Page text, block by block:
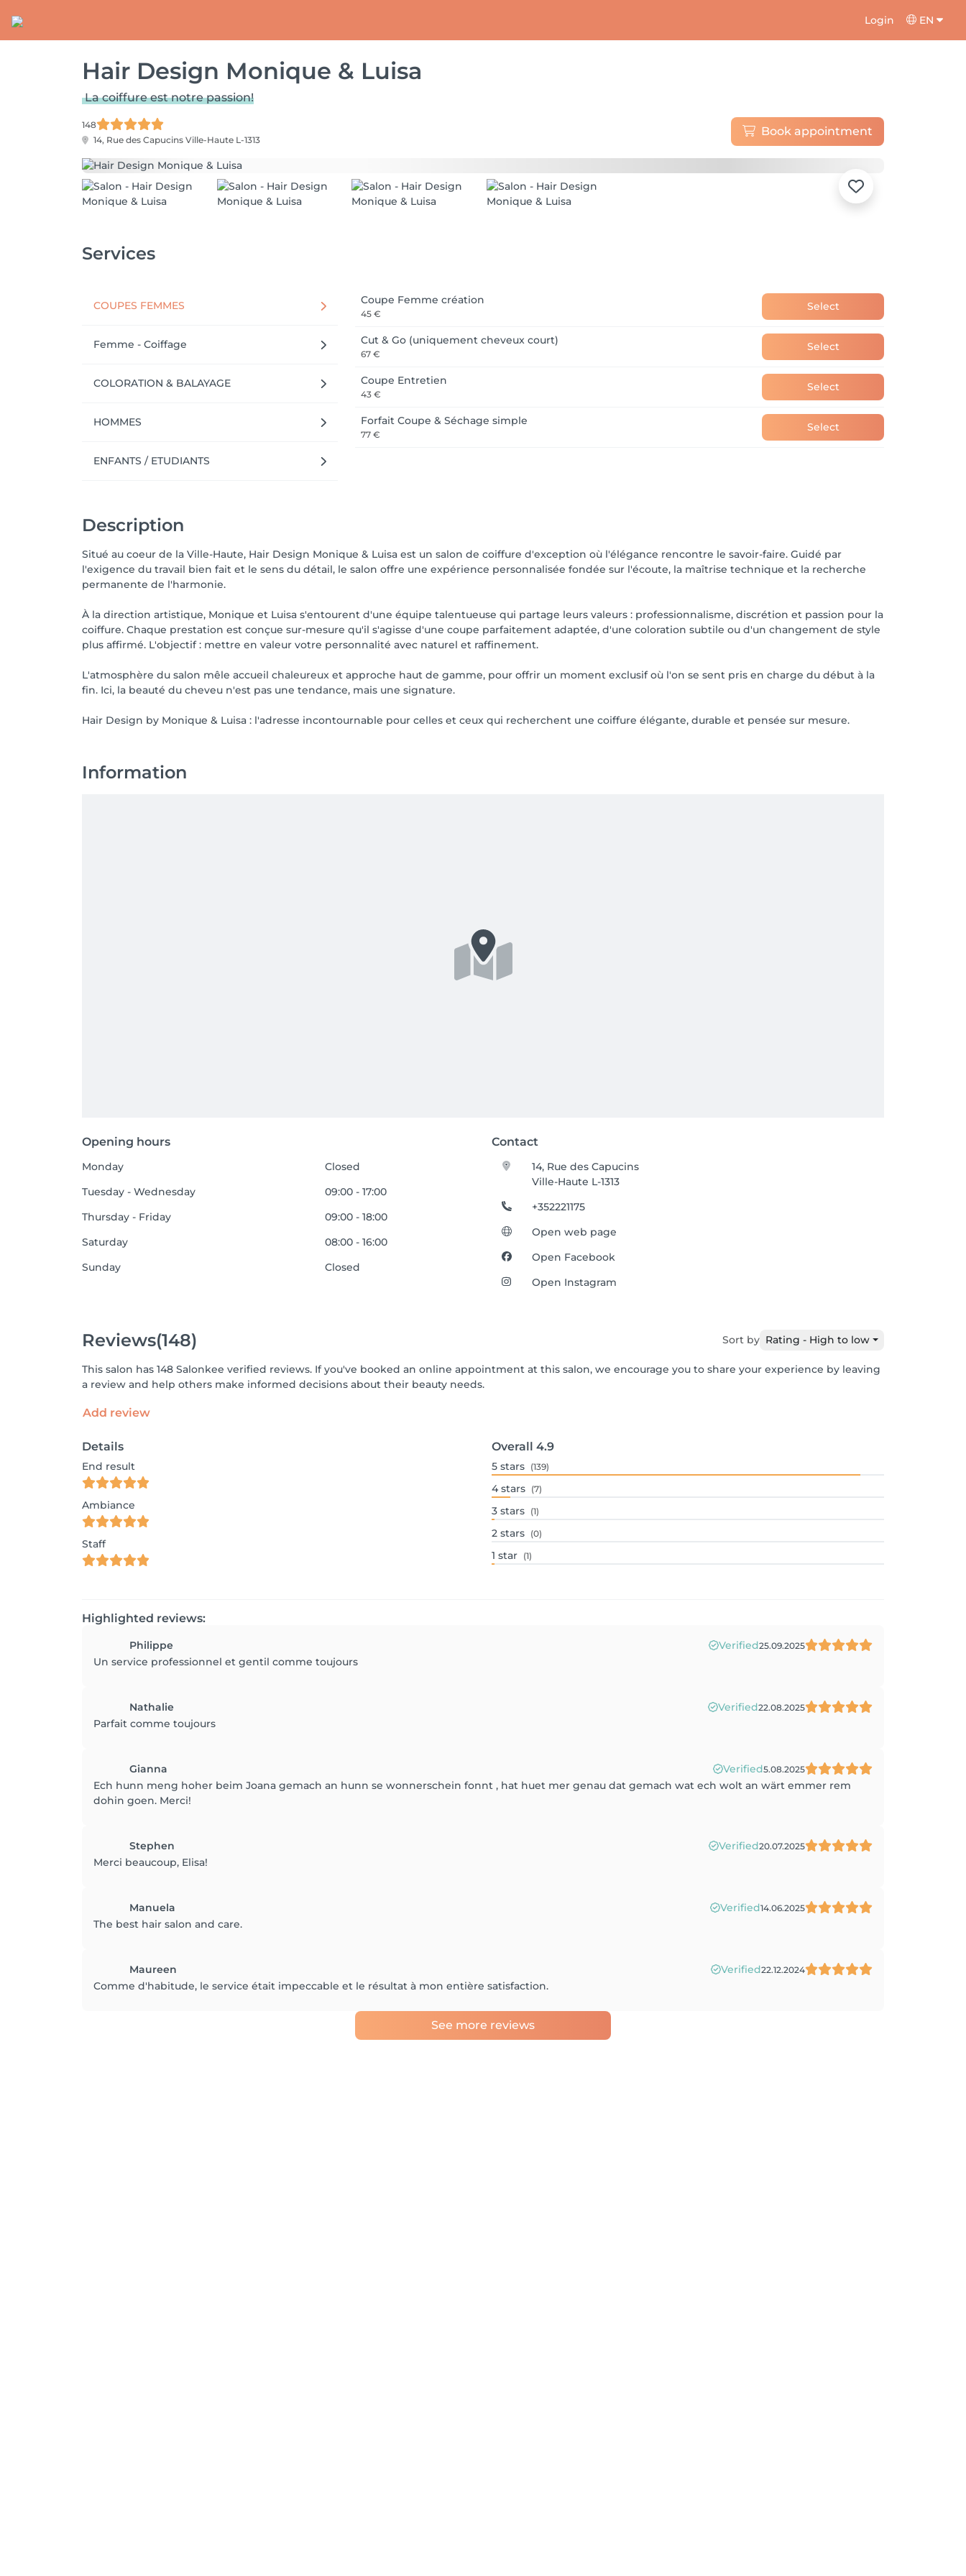
Login EN
Hair Design Monique & Luisa
La coiffure est notre passion!
148
14, Rue des Capucins Ville-Haute L-1313
Book appointment
Services
COUPES FEMMES
Femme - Coiffage
COLORATION & BALAYAGE
HOMMES
ENFANTS / ETUDIANTS
Coupe Femme création
45 €
Select
Cut & Go (uniquement cheveux court)
67 €
Select
Coupe Entretien
43 €
Select
Forfait Coupe & Séchage simple
77 €
Select
Description
Situé au coeur de la Ville-Haute, Hair Design Monique & Luisa est un salon de coiffure d'exception où l'élégance rencontre le savoir-faire. Guidé par
l'exigence du travail bien fait et le sens du détail, le salon offre une expérience personnalisée fondée sur l'écoute, la maîtrise technique et la recherche
permanente de l'harmonie.
À la direction artistique, Monique et Luisa s'entourent d'une équipe talentueuse qui partage leurs valeurs : professionnalisme, discrétion et passion pour la
coiffure. Chaque prestation est conçue sur-mesure qu'il s'agisse d'une coupe parfaitement adaptée, d'une coloration subtile ou d'un changement de style
plus affirmé. L'objectif : mettre en valeur votre personnalité avec naturel et raffinement.
L'atmosphère du salon mêle accueil chaleureux et approche haut de gamme, pour offrir un moment exclusif où l'on se sent pris en charge du début à la
fin. Ici, la beauté du cheveu n'est pas une tendance, mais une signature.
Hair Design by Monique & Luisa : l'adresse incontournable pour celles et ceux qui recherchent une coiffure élégante, durable et pensée sur mesure.
Information
Opening hours Contact
Monday
Closed
Tuesday - Wednesday
09:00 - 17:00
Thursday - Friday
09:00 - 18:00
Saturday
08:00 - 16:00
Sunday
Closed
14, Rue des Capucins
Ville-Haute L-1313
+352221175
Open web page
Open Facebook
Open Instagram
Reviews(148) Sort by Rating - High to low
This salon has 148 Salonkee verified reviews. If you've booked an online appointment at this salon, we encourage you to share your experience by leaving
a review and help others make informed decisions about their beauty needs.
Add review
Details
End result
Ambiance
Staff
Overall 4.9
5 stars (139)
4 stars (7)
3 stars (1)
2 stars (0)
1 star (1)
Highlighted reviews:
Philippe Verified25.09.2025
Un service professionnel et gentil comme toujours
Nathalie Verified22.08.2025
Parfait comme toujours
Gianna Verified5.08.2025
Ech hunn meng hoher beim Joana gemach an hunn se wonnerschein fonnt , hat huet mer genau dat gemach wat ech wolt an wärt emmer rem
dohin goen. Merci!
Stephen Verified20.07.2025
Merci beaucoup, Elisa!
Manuela Verified14.06.2025
The best hair salon and care.
Maureen Verified22.12.2024
Comme d'habitude, le service était impeccable et le résultat à mon entière satisfaction.
See more reviews